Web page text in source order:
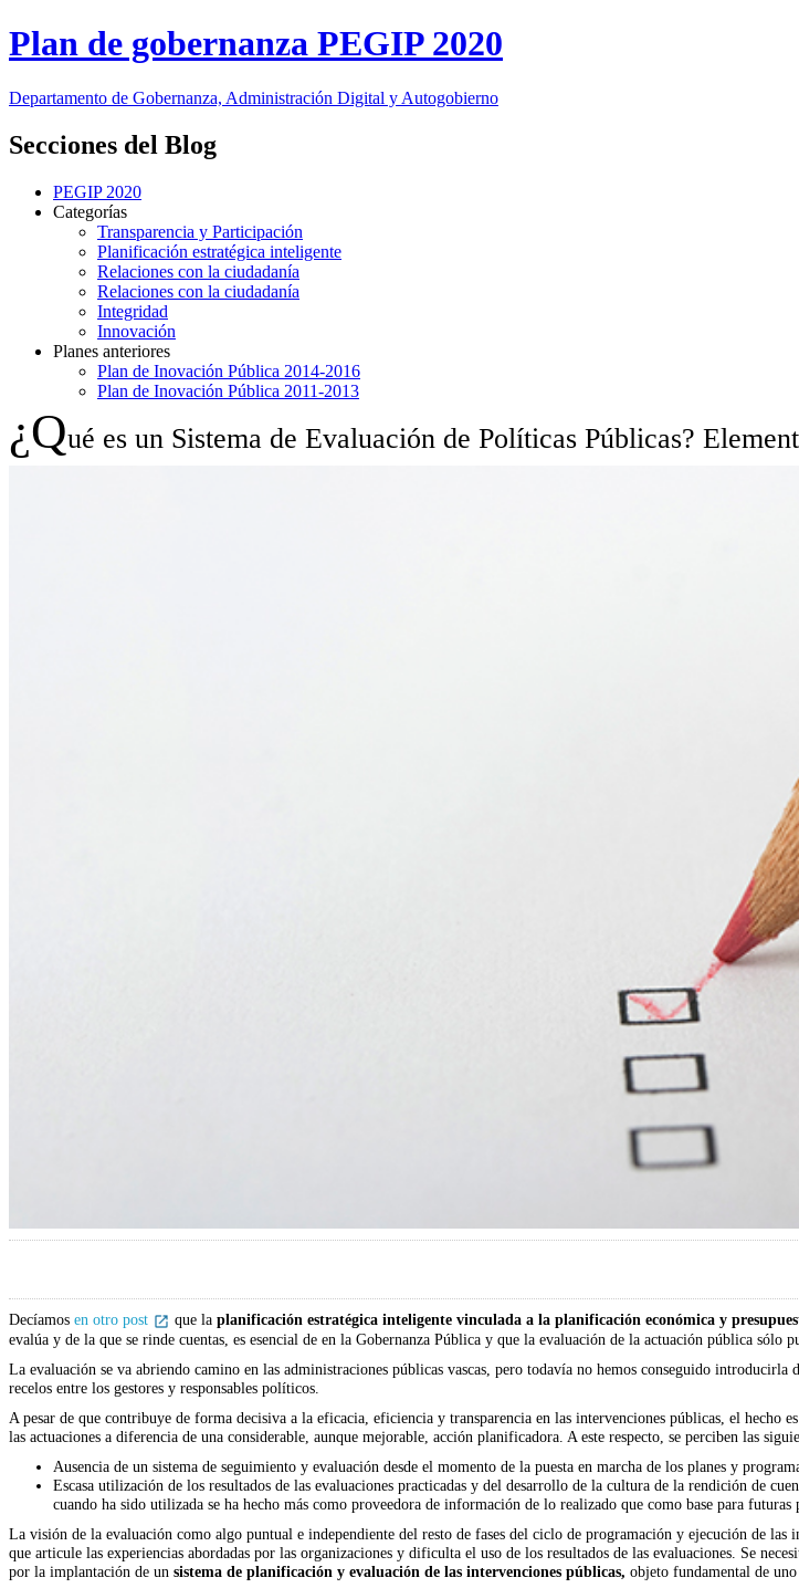
Plan de gobernanza PEGIP 2020
Departamento de Gobernanza, Administración Digital y Autogobierno
Secciones del Blog
PEGIP 2020
Categorías
Transparencia y Participación
Planificación estratégica inteligente
Relaciones con la ciudadanía
Relaciones con la ciudadanía
Integridad
Innovación
Planes anteriores
Plan de Inovación Pública 2014-2016
Plan de Inovación Pública 2011-2013
¿Qué es un Sistema de Evaluación de Políticas Públicas?
Decíamos en otro post que la planificación estratégica inteligente vinculada a la planificación económica y
evalúa y de la que se rinde cuentas, es esencial de en la Gobernanza Pública y que la evaluación de la actuación pública sólo
La evaluación se va abriendo camino en las administraciones públicas vascas, pero todavía no hemos conseguido
recelos entre los gestores y responsables políticos.
A pesar de que contribuye de forma decisiva a la eficacia, eficiencia y transparencia en las intervenciones públicas, el hecho
las actuaciones a diferencia de una considerable, aunque mejorable, acción planificadora. A este respecto, se perciben las
Ausencia de un sistema de seguimiento y evaluación desde el momento de la puesta en marcha de los planes y
Escasa utilización de los resultados de las evaluaciones practicadas y del desarrollo de la cultura de la rendición de
cuando ha sido utilizada se ha hecho más como proveedora de información de lo realizado que como base para futuras
La visión de la evaluación como algo puntual e independiente del resto de fases del ciclo de programación y ejecución de
que articule las experiencias abordadas por las organizaciones y dificulta el uso de los resultados de las evaluaciones. Se
por la implantación de un sistema de planificación y evaluación de las intervenciones públicas, objeto fundamental de